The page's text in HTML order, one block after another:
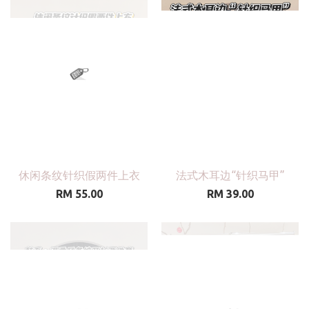
休闲条纹针织假两件上衣
RM 55.00
法式木耳边“针织马甲”
RM 39.00